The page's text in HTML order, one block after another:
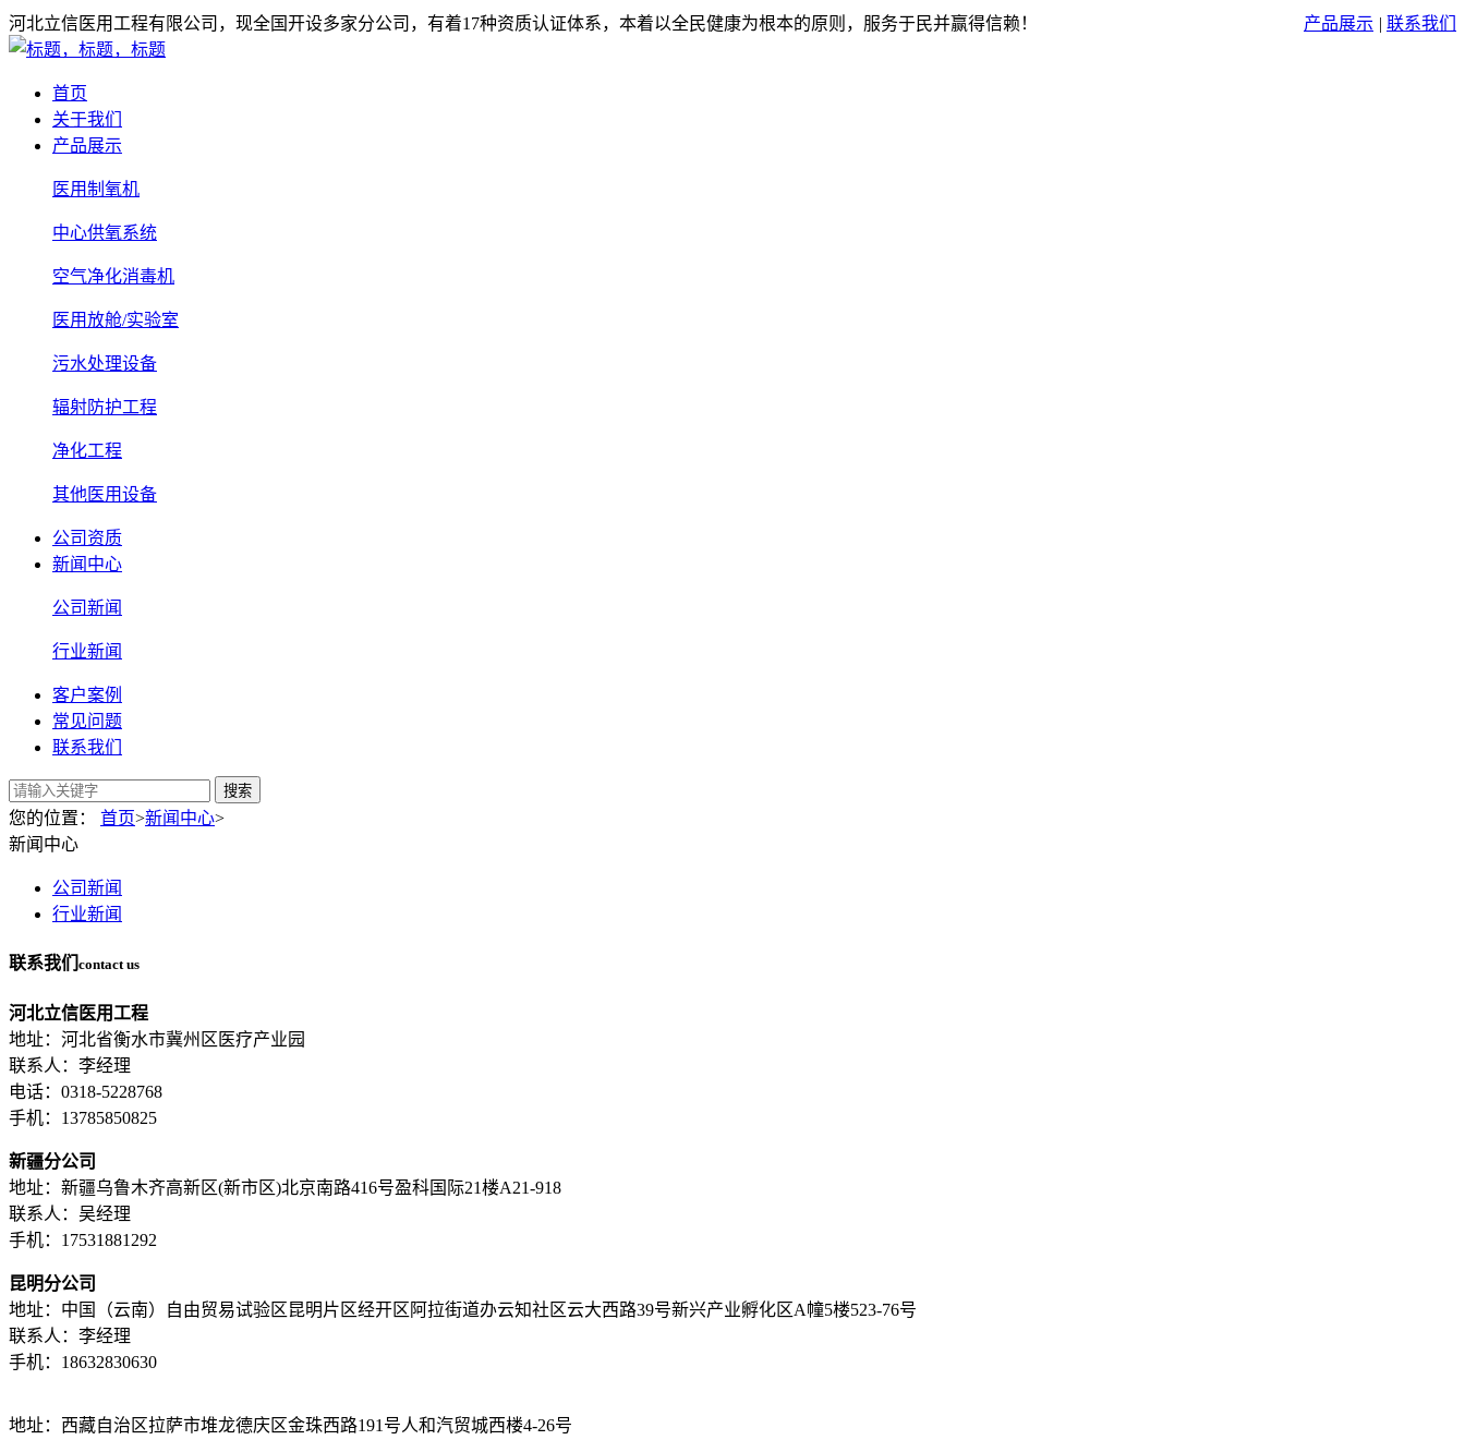
产品展示 | 联系我们
河北立信医用工程有限公司，现全国开设多家分公司，有着17种资质认证体系，本着以全民健康为根本的原则，服务于民并赢得信赖！
首页
关于我们
产品展示
医用制氧机
中心供氧系统
空气净化消毒机
医用放舱/实验室
污水处理设备
辐射防护工程
净化工程
其他医用设备
公司资质
新闻中心
公司新闻
行业新闻
客户案例
常见问题
联系我们
搜索
您的位置： 首页>新闻中心>
新闻中心
公司新闻
行业新闻
联系我们 contact us
河北立信医用工程
地址：河北省衡水市冀州区医疗产业园
联系人：李经理
电话：0318-5228768
手机：13785850825
新疆分公司
地址：新疆乌鲁木齐高新区(新市区)北京南路416号盈科国际21楼A21-918
联系人：吴经理
手机：17531881292
昆明分公司
地址：中国（云南）自由贸易试验区昆明片区经开区阿拉街道办云知社区云大西路39号新兴产业孵化区A幢5楼523-76号
联系人：李经理
手机：18632830630
地址：西藏自治区拉萨市堆龙德庆区金珠西路191号人和汽贸城西楼4-26号